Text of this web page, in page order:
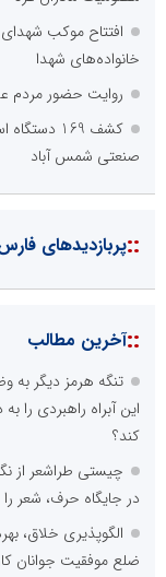
افتتاح موکب
خانواده‌های شهدا
روایت حضور مردم
کشف 169
صنعتی شمس آباد
::پربازدیدهای
::آخرین مطالب
تنگه هرمز دیگر به
این آبراه راهبردی را
کند؟
چیستی طراشعر از
در جایگاه حرف، شعر
الگوپذیری خلاق،
ضلع موفقیت جوانان